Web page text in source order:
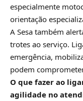
especialmente
orientação
A Sesa também
trotes ao serviço.
emergência,
podem
O que fazer ao
agilidade no